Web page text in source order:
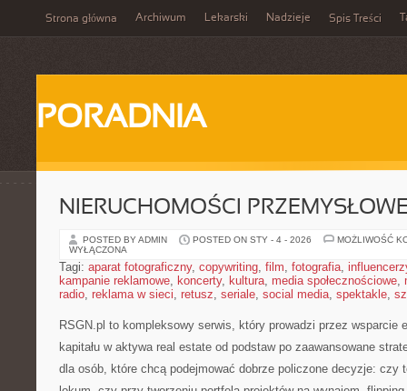
Strona główna Archiwum Lekarski Nadzieje Spis Treści
PORADNIA
NIERUCHOMOŚCI
POSTED BY ADMIN POSTED ON STY - 4 - 2026
MOŻLIWOŚĆ
WYŁĄCZONA
Tagi: aparat fotograficzny, copywriting, film, fotografia,
kampanie reklamowe, koncerty, kultura, media społecznościowe,
radio, reklama w sieci, retusz, seriale, social media, spektakle,
RSGN.pl to kompleksowy serwis, który prowadzi przez wsparcie
kapitału w aktywa real estate od podstaw po zaawansowane
dla osób, które chcą podejmować dobrze policzone decyzje: czy